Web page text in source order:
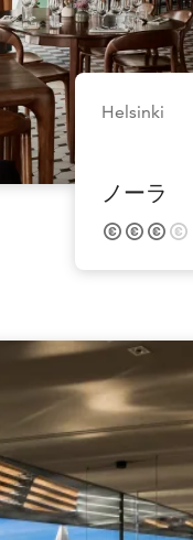
Helsinki
ノーラ